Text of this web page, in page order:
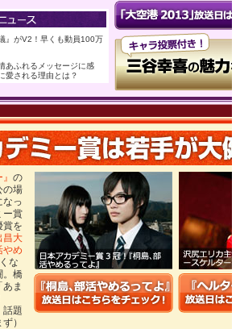
』がV2！早くも動員100万
あふれるメッセージに感
される理由とは？
の
の場
なっ
ー賞
賞を
昌大
やめ
な
。橋
ま
話題
）